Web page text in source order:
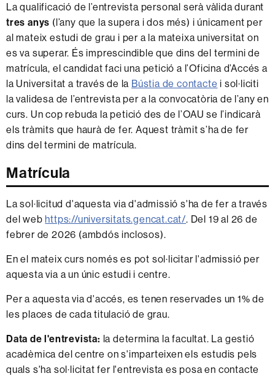
La qualificació de l’entrevista personal serà vàlida durant
tres anys (l’any que la supera i dos més) i únicament per
al mateix estudi de grau i per a la mateixa universitat on
es va superar. És imprescindible que dins del termini de
matrícula, el candidat faci una petició a l’Oficina d’Accés a
la Universitat a través de la Bústia de contacte i sol·liciti
la validesa de l’entrevista per a la convocatòria de l’any en
curs. Un cop rebuda la petició des de l’OAU se l’indicarà
els tràmits que haurà de fer. Aquest tràmit s’ha de fer
dins del termini de matrícula.
Matrícula
La sol·licitud d'aquesta via d'admissió s'ha de fer a través
del webhttps://universitats.gencat.cat/. Del 19 al 26 de
febrer de 2026 (ambdós inclosos).
En el mateix curs només es pot sol·licitar l'admissió per
aquesta via a un únic estudi i centre.
Per a aquesta via d'accés, es tenen reservades un 1% de
les places de cada titulació de grau.
Data de l'entrevista: la determina la facultat. La gestió
acadèmica del centre on s'imparteixen els estudis pels
quals s'ha sol·licitat fer l'entrevista es posa en contacte